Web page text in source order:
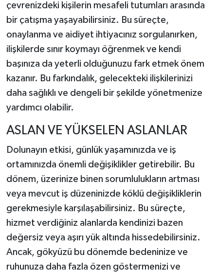
çevrenizdeki kişilerin mesafeli tutumları arasında
bir çatışma yaşayabilirsiniz. Bu süreçte,
onaylanma ve aidiyet ihtiyacınız sorgulanırken,
ilişkilerde sınır koymayı öğrenmek ve kendi
başınıza da yeterli olduğunuzu fark etmek önem
kazanır. Bu farkındalık, gelecekteki ilişkilerinizi
daha sağlıklı ve dengeli bir şekilde yönetmenize
yardımcı olabilir.
ASLAN VE YÜKSELEN ASLANLAR
Dolunayın etkisi, günlük yaşamınızda ve iş
ortamınızda önemli değişiklikler getirebilir. Bu
dönem, üzerinize binen sorumlulukların artması
veya mevcut iş düzeninizde köklü değişikliklerin
gerekmesiyle karşılaşabilirsiniz. Bu süreçte,
hizmet verdiğiniz alanlarda kendinizi bazen
değersiz veya aşırı yük altında hissedebilirsiniz.
Ancak, gökyüzü bu dönemde bedeninize ve
ruhunuza daha fazla özen göstermenizi ve